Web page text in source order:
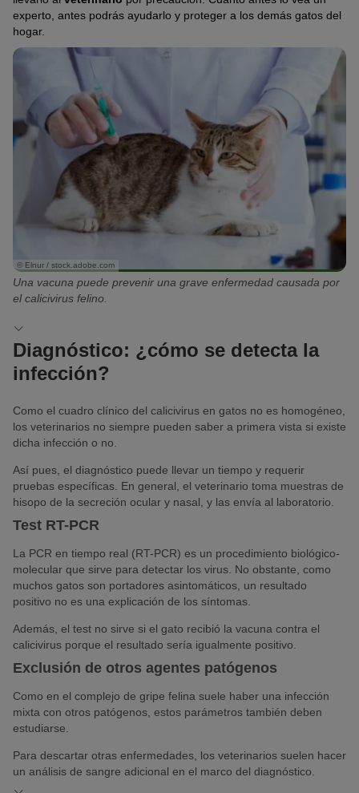
Secreción ocular y nasal purulenta o serosa
Pústulas y úlceras inflamadas en la boca, p. ej., en la base de
la lengua
Si el virus se propaga a otras partes del cuerpo por la sangre,
pueden aparecer otras dolencias. Estos pueden ser problemas
gastrointestinales, como
vómitos ydiarrea
Además, el gato puede sufrir problemas articulares
, que, en
casos graves, podrían ocasionar cojera.
Un gato infectado no detectado puede propagar el virus durante
meses o años a través de secreciones, especialmente oculares y
salivales. En algunos casos, se habla de segregación vírica de
por vida.
experto, antes podrás ayudarlo y proteger a los demás gatos del
hogar.
© Elnur / stock.adobe.com
Una vacuna puede prevenir una grave enfermedad causada por
el calicivirus felino.
Diagnóstico: ¿cómo se detecta la
infección?
Como el cuadro clínico del calicivirus en gatos no es homogéneo,
los veterinarios no siempre pueden saber a primera vista si existe
dicha infección o no.
Así pues, el diagnóstico puede llevar un tiempo y requerir
pruebas específicas. En general, el veterinario toma muestras de
hisopo de la secreción ocular y nasal, y las envía al laboratorio.
Test RT-PCR
La PCR en tiempo real (RT-PCR) es un procedimiento biológico-
molecular que sirve para detectar los virus. No obstante, como
muchos gatos son portadores asintomáticos, un resultado
positivo no es una explicación de los síntomas.
Además, el test no sirve si el gato recibió la vacuna contra el
calicivirus porque el resultado sería igualmente positivo.
Exclusión de otros agentes patógenos
Como en el complejo de gripe felina suele haber una infección
mixta con otros patógenos, estos parámetros también deben
estudiarse.
Para descartar otras enfermedades, los veterinarios suelen hacer
un análisis de sangre adicional en el marco del diagnóstico.